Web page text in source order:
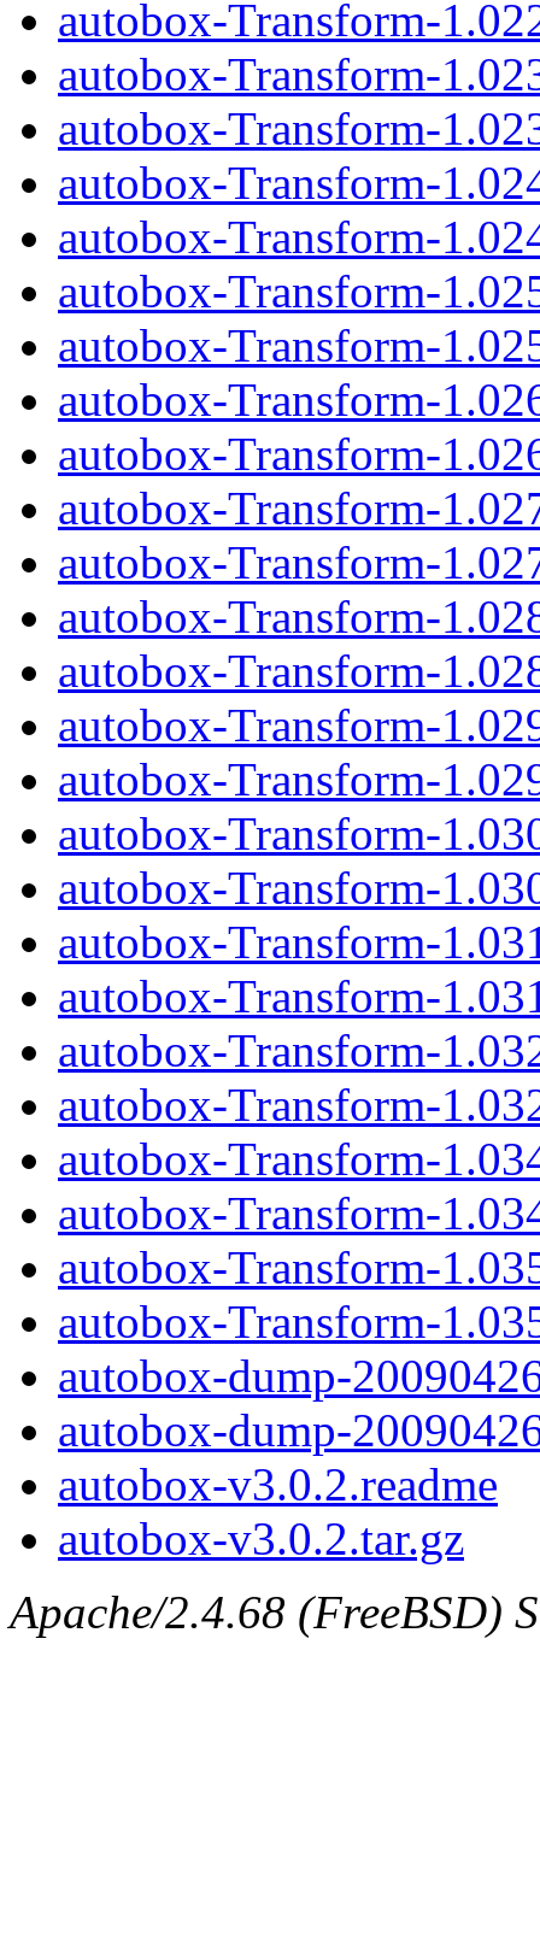
autobox-Transform-
autobox-Transform-
autobox-Transform-
autobox-Transform-
autobox-Transform-
autobox-Transform-
autobox-Transform-
autobox-Transform-
autobox-Transform-
autobox-Transform-
autobox-Transform-
autobox-Transform-
autobox-Transform-
autobox-Transform-
autobox-Transform-
autobox-Transform-
autobox-Transform-
autobox-Transform-
autobox-Transform-
autobox-Transform-
autobox-Transform-
autobox-Transform-
autobox-Transform-
autobox-Transform-
autobox-Transform-
autobox-dump-
autobox-dump-
autobox-v3.0.2.readme
autobox-v3.0.2.tar.gz
Apache/2.4.68 (FreeBSD)